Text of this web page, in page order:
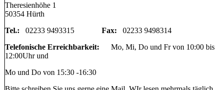
Theresienhöhe 1
50354 Hürth
Tel.: 02233 9493315 Fax: 02233 9498314
Telefonische Erreichbarkeit: Mo, Mi, Do und Fr von 10:00 bis
12:00Uhr und
Mo und Do von 15:30 -16:30